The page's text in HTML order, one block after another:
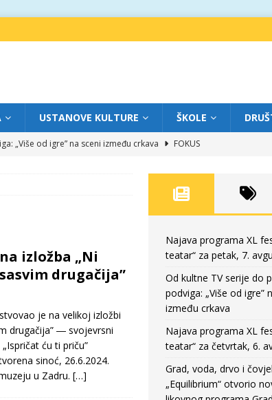
USTANOVE KULTURE ŠKOLE
„Više od igre” na sceni između crkava
FOKUS
novo poglavlje likovnog programa Grada teatra
FOKUS
za srijedu, 5. avgust
izložba „Ni
drugačija”
je na velikoj izložbi
drugačija” ― svojevrsni
ću ti priču”
sinoć, 26.6.2024.
u Zadru. […]
Najava programa XL
teatar“ za petak, 7.
Od kultne TV serije do
podviga: „Više od igre”
između crkava
Najava programa XL
teatar“ za četvrtak, 6.
Grad, voda, drvo i
„Equilibrium“ otvorio